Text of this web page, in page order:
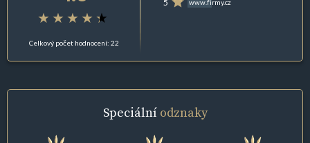
Celkový počet hodnocení: 22
5 www.firmy.cz
Speciální odznaky